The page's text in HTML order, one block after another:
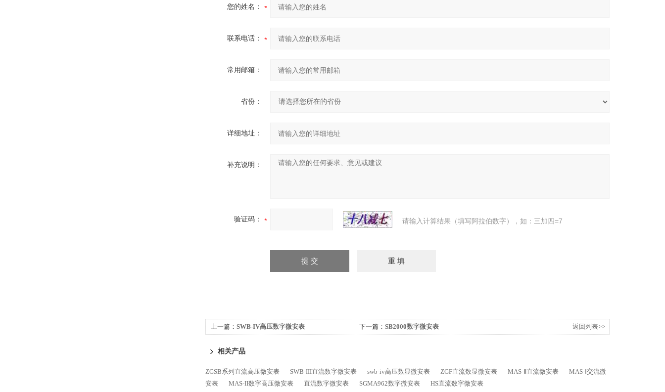
您的姓名：
联系电话：
常用邮箱：
省份：
详细地址：
补充说明：
验证码： 请输入计算结果（填写阿拉伯数字），如：三加四=7
上一篇： SWB-IV高压数字微安表 下一篇： SB2000数字微安表 返回列表>>
相关产品
ZGSB系列直流高压微安表 SWB-III直流数字微安表 swb-iv高压数显微安表 ZGF直流数显微安表 MAS-Ⅱ直流微安表
MAS-Ⅰ交流微
安表
MAS-II数字高压微安表 直流数字微安表 SGMA962数字微安表 HS直流数字微安表